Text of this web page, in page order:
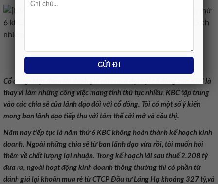
Phiên thảo luận
Cổ đông: Một điểm tôi đánh giá rất cao ở đại hội cổ đông của KBC là
thay vì làm những công việc mang tính thủ tục nhiều, KBC tập trung
vào các chia sẻ của lãnh đạo đối với cổ đông. Tôi có một số ý kiến
mong ban lãnh đạo tiếp thu với tâm thế cởi mở và cầu thị.
Năm nay tiếp tục là năm thứ 6 KBC không hoàn thành kế hoạch kinh
doanh. Ngoài những chia sẻ từ ban lãnh đạo vừa rồi, tôi muốn hỏi
thêm về chất lượng lợi nhuận. Trong kế hoạch lãi sau thuế 2.208 tỷ
đưa ra, ngoài hoạt động kinh doanh thông thường thì có phần từ
đánh giá lại khoản mua rẻ từ CTCP Đầu tư Láng Hạ khoảng 327 tỷ,và